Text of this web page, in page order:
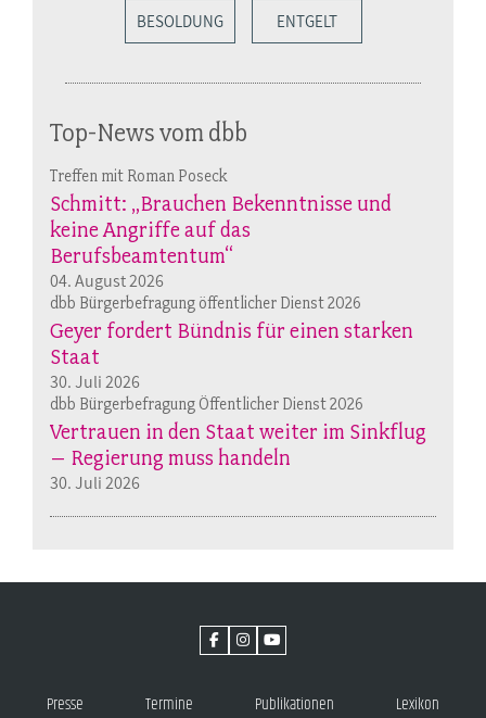
BESOLDUNG ENTGELT
Top-News vom dbb
Treffen mit Roman Poseck
Schmitt: „Brauchen Bekenntnisse und
keine Angriffe auf das
Berufsbeamtentum“
04. August 2026
dbb Bürgerbefragung öffentlicher Dienst 2026
Geyer fordert Bündnis für einen starken
Staat
30. Juli 2026
dbb Bürgerbefragung Öffentlicher Dienst 2026
Vertrauen in den Staat weiter im Sinkflug
– Regierung muss handeln
30. Juli 2026
Presse Termine Publikationen Lexikon